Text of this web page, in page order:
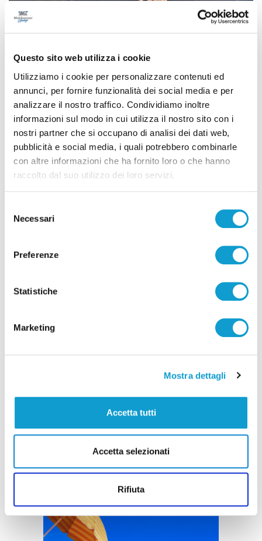
Questo sito web utilizza i cookie
Utilizziamo i cookie per personalizzare contenuti ed
annunci, per fornire funzionalità dei social media e per
analizzare il nostro traffico. Condividiamo inoltre
informazioni sul modo in cui utilizza il nostro sito con i
nostri partner che si occupano di analisi dei dati web,
pubblicità e social media, i quali potrebbero combinarle
con altre informazioni che ha fornito loro o che hanno
raccolto dal suo utilizzo dei loro servizi.
delNecessari
Preferenze
Statistiche
Marketing
Mostra dettagli
Accetta tutti
Accetta selezionati
Rifiuta
Samb-Lanciano 4-0, entrano Sgarbi e Perrotta
e cambia tutto, doppietta di Faggioli
di Pier Paolo Flammini